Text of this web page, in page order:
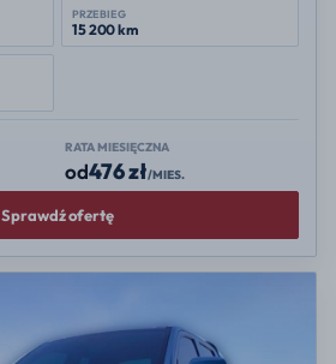
PRZEBIEG
15 200 km
RATA MIESIĘCZNA
od476 zł/MIES.
Sprawdź ofertę